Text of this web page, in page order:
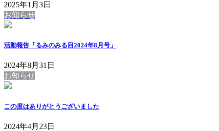
2025年1月3日
お知らせ
活動報告「るみのみる目2024年8月号」
2024年8月31日
お知らせ
この度はありがとうございました
2024年4月23日